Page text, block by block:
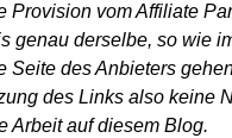
Provision vom Affiliate
genau derselbe, so wie
Seite des Anbieters
des Links also keine
Arbeit auf diesem Blog.